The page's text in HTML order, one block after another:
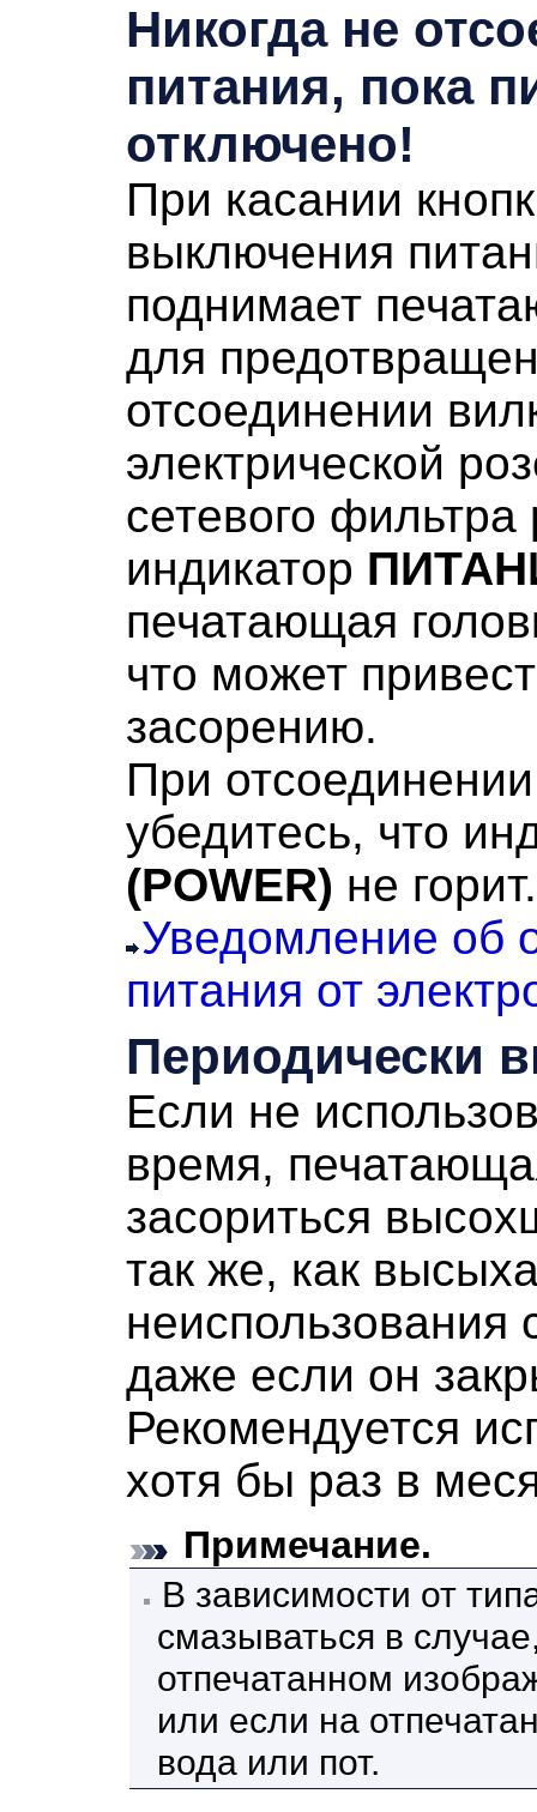
Никогда не
питания, пока
отключено!
При касании
выключения
поднимает
для
отсоединении
электрической
сетевого
индикатор
печатающая
что может
засорению.
При
убедитесь, что
(POWER) не горит.
Уведомление об
питания от
Периодически
Если не
время,
засориться
так же, как
даже если он
Рекомендуется
хотя бы раз в
Примечание.
В зависимости от
смазываться в
отпечатанном
или если на
вода или пот.